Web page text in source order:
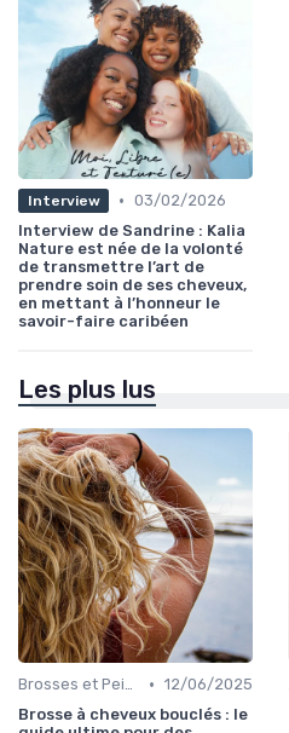
Interview • 03/02/2026
Interview de Sandrine : Kalia
Nature est née de la volonté
de transmettre l’art de
prendre soin de ses cheveux,
en mettant à l’honneur le
savoir-faire caribéen
Les plus lus
Brosses et Peignes Spéciaux • 12/06/2025
Brosse à cheveux bouclés : le